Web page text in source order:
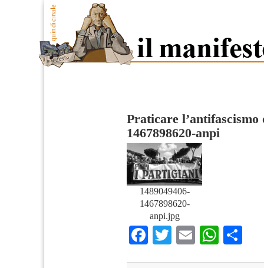
Praticare l’antifascismo
1467898620-anpi
1489049406-
1467898620-
anpi.jpg
Facebook
TwitterEmail